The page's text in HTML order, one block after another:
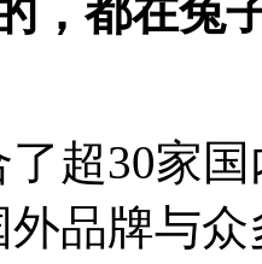
，都在
30家国
品牌与